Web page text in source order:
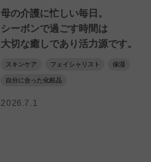
母の介護に忙しい毎日。
シーボンで過ごす時間は
大切な癒しであり活力源です。
スキンケア フェイシャリスト 保湿
自分に合った化粧品
2026.7.1